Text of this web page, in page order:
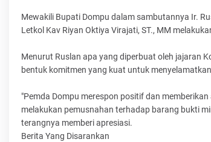
Mewakili Bupati Dompu dalam sambutannya Ir.
Letkol Kav Riyan Oktiya Virajati, ST., MM
Menurut Ruslan apa yang diperbuat oleh jajaran
bentuk komitmen yang kuat untuk
"Pemda Dompu merespon positif dan
melakukan pemusnahan terhadap barang bukti
terangnya memberi apresiasi.
Berita Yang Disarankan